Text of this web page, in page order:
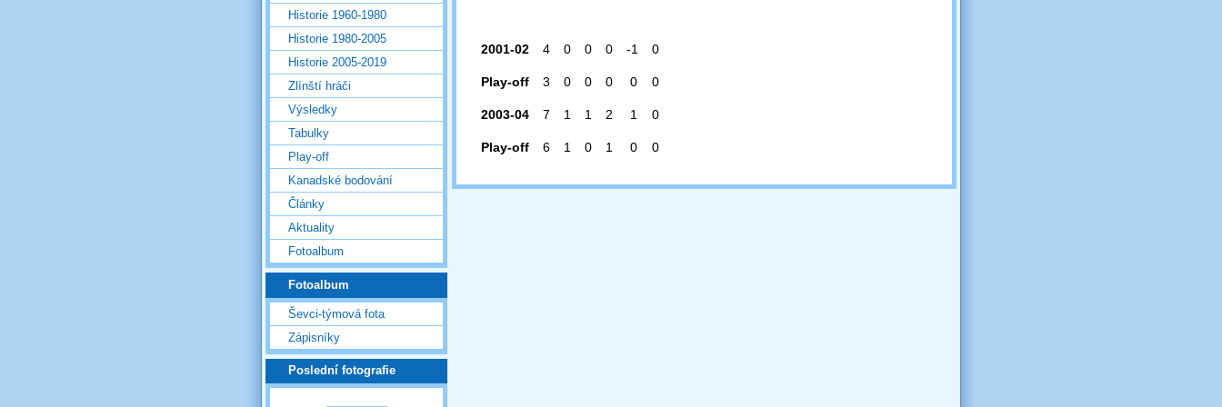
2001-02 4 0 0 0 -1 0
Play-off 3 0 0 0 0 0
2003-04 7 1 1 2 1 0
Play-off 6 1 0 1 0 0
Historie 1960-1980
Historie 1980-2005
Historie 2005-2019
Zlínští hráči
Výsledky
Tabulky
Play-off
Kanadské bodování
Články
Aktuality
Fotoalbum
Fotoalbum
Ševci-týmová fota
Zápisníky
Poslední fotografie